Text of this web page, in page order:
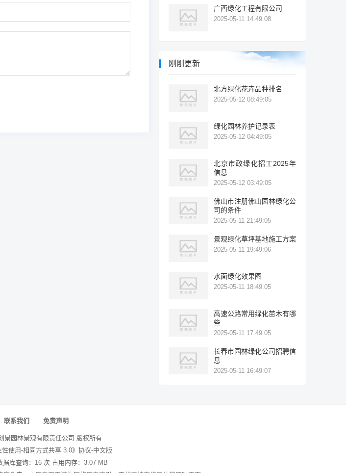
广西绿化工程有限公司
2025-05-11 14:49:08
刚刚更新
北方绿化花卉品种排名
2025-05-12 08:49:05
绿化园林养护记录表
2025-05-12 04:49:05
北京市政绿化招工2025年
信息
2025-05-12 03:49:05
佛山市注册佛山园林绿化公
司的条件
2025-05-11 21:49:05
景观绿化草坪基地施工方案
2025-05-11 19:49:06
水面绿化效果图
2025-05-11 18:49:05
高速公路常用绿化苗木有哪
些
2025-05-11 17:49:05
长春市园林绿化公司招聘信
息
2025-05-11 16:49:07
联系我们 免责声明
景园林景观有限责任公司 版权所有
使用-相同方式共享 3.0》协议-中文版
据库查询：16 次 占用内存：3.07 MB